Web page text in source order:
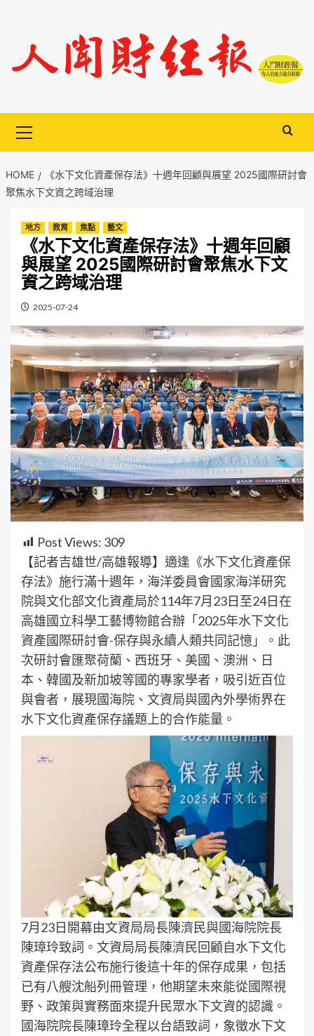
content
Menu
HOME
《水下文化資產保存法》十週年回顧與展望 2025國際研討會
聚焦水下文資之跨域治理
地方 教育 焦點 藝文
《水下文化資產保存法》十週年回顧
與展望 2025國際研討會聚焦水下文
資之跨域治理
2025-07-24
Post Views: 309
【記者吉雄世/高雄報導】適逢《水下文化資產保
存法》施行滿十週年，海洋委員會國家海洋研究
院與文化部文化資產局於114年7月23日至24日在
高雄國立科學工藝博物館合辦「2025年水下文化
資產國際研討會-保存與永續人類共同記憶」。此
次研討會匯聚荷蘭、西班牙、美國、澳洲、日
本、韓國及新加坡等國的專家學者，吸引近百位
與會者，展現國海院、文資局與國內外學術界在
水下文化資產保存議題上的合作能量。
7月23日開幕由文資局局長陳濟民與國海院院長
陳璋玲致詞。文資局局長陳濟民回顧自水下文化
資產保存法公布施行後這十年的保存成果，包括
已有八艘沈船列冊管理，他期望未來能從國際視
野、政策與實務面來提升民眾水下文資的認識。
國海院院長陳璋玲全程以台語致詞，象徵水下文